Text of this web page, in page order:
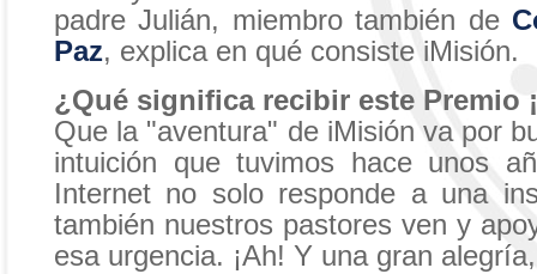
padre Julián, miembro también de
Paz, explica en qué consiste iMisión.
¿Qué significa recibir este Premio
Que la "aventura" de iMisión va por
intuición que tuvimos hace unos
Internet no solo responde a una
también nuestros pastores ven y
esa urgencia. ¡Ah! Y una gran